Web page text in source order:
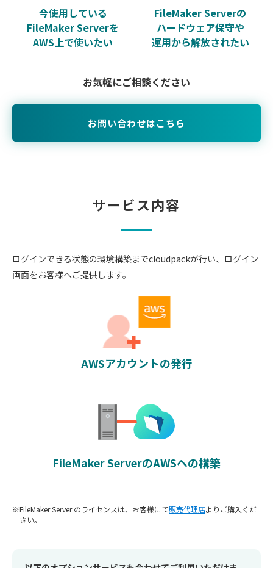
今使用している
FileMaker Serverを
AWS上で使いたい
FileMaker Serverの
ハードウェア保守や
運用から解放されたい
お気軽にご相談ください
お問い合わせはこちら
サービス内容
ログインできる状態の環境構築までcloudpackが行い、ログイン
画面をお客様へご提供します。
AWSアカウントの発行
FileMaker ServerのAWSへの構築
FileMaker Server のライセンスは、お客様にて販売代理店よりご購入くだ
さい。